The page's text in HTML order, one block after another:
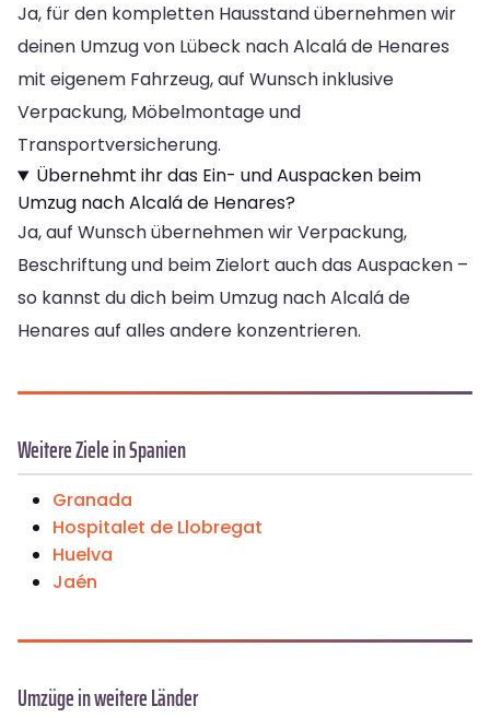
Ja, für den kompletten Hausstand übernehmen wir
deinen Umzug von Lübeck nach Alcalá de Henares
mit eigenem Fahrzeug, auf Wunsch inklusive
Verpackung, Möbelmontage und
Transportversicherung.
Übernehmt ihr das Ein- und Auspacken beim
Umzug nach Alcalá de Henares?
Ja, auf Wunsch übernehmen wir Verpackung,
Beschriftung und beim Zielort auch das Auspacken –
so kannst du dich beim Umzug nach Alcalá de
Henares auf alles andere konzentrieren.
Weitere Ziele in Spanien
Granada
Hospitalet de Llobregat
Huelva
Jaén
Umzüge in weitere Länder